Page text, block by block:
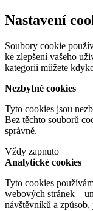
Nastavení
Soubory cookie
ke zlepšení vašeho
kategorii můžete
Nezbytné cookies
Tyto cookies jsou
Bez těchto souborů
správně.
Vždy zapnuto
Analytické cookies
Tyto cookies
webových stránek –
návštěvníků a